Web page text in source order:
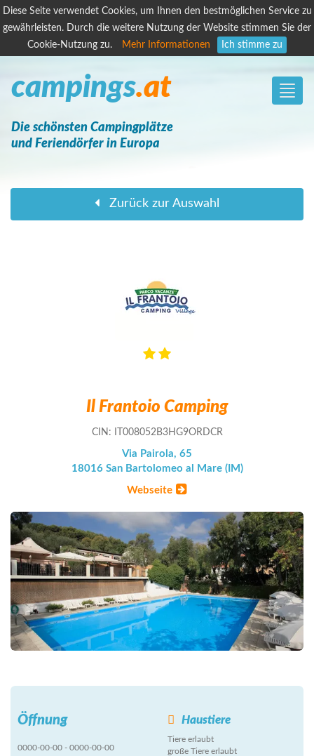
Diese Seite verwendet Cookies, um Ihnen den bestmöglichen Service zu
gewährleisten. Durch die weitere Nutzung der Website stimmen Sie der
Cookie-Nutzung zu.
Mehr Informationen Ich stimme zu
Toggle
campings.at
Die schönsten Campingplätze
und Feriendörfer in Europa
Zurück zur Auswahl
Il Frantoio Camping
CIN: IT008052B3HG9ORDCR
Via Pairola, 65
18016 San Bartolomeo al Mare (IM)
Webseite
Öffnung
0000-00-00 - 0000-00-00
Haustiere
Tiere erlaubt
große Tiere erlaubt